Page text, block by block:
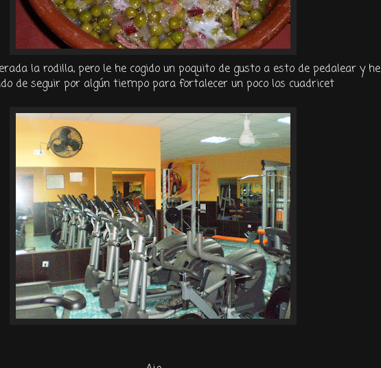
la rodilla, pero le he cogido un poquito de gusto a esto de pedalear y he
de seguir por algún tiempo para fortalecer un poco los cuadricet